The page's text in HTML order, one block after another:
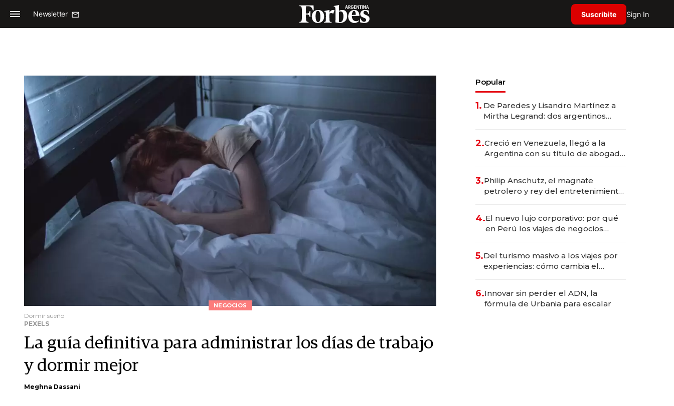
Newsletter Suscribite Sign In
NEGOCIOS
Dormir sueño
PEXELS
La guía definitiva para administrar los días de trabajo
y dormir mejor
Meghna Dassani
Popular
1. De Paredes y Lisandro Martínez a
Mirtha Legrand: dos argentinos
2.Creció en Venezuela, llegó a la
Argentina con su título de abogado
marcas "fast premium"
3.Philip Anschutz, el magnate
petrolero y rey del entretenimiento
4.El nuevo lujo corporativo: por qué
en Perú los viajes de negocios
transformadoras
5.Del turismo masivo a los viajes por
experiencias: cómo cambia el
6.Innovar sin perder el ADN, la
fórmula de Urbania para escalar